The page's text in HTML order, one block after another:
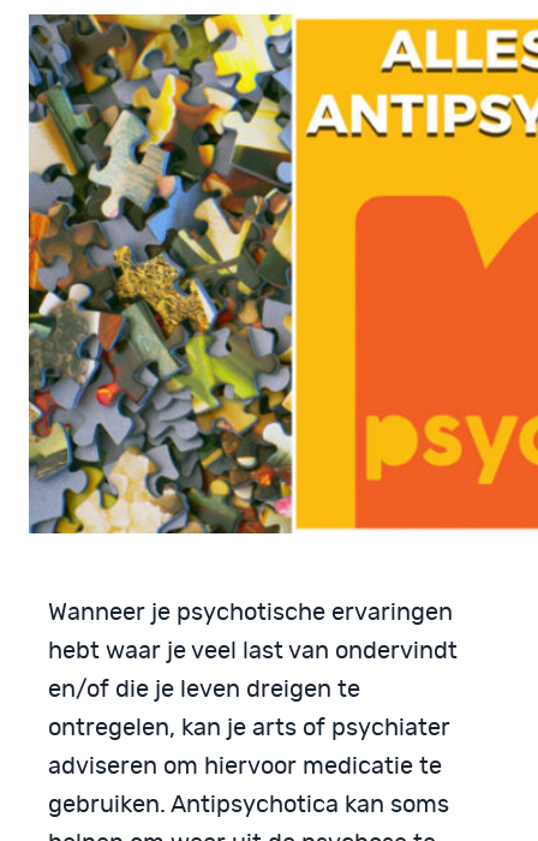
Wanneer je psychotische ervaringen
hebt waar je veel last van ondervindt
en/of die je leven dreigen te
ontregelen, kan je arts of psychiater
adviseren om hiervoor medicatie te
gebruiken. Antipsychotica kan soms